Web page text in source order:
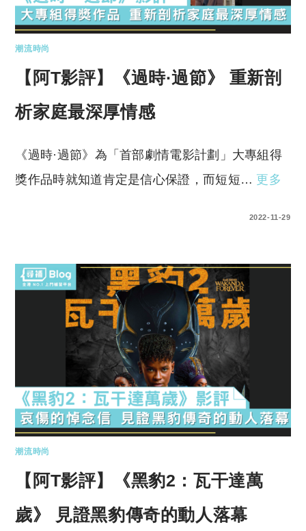
潮流時尚
【阿T影評】《過時·過節》 重新剖
析家庭最深厚情感
《過時·過節》為「首部劇情電影計劃」大專組得
獎作品時就知道肯定是信心保證，而短短… 更多
2022-11-29
潮流時尚
【阿T影評】《黑豹2：瓦干達萬
歲》 見證黑豹傳奇的動人落幕